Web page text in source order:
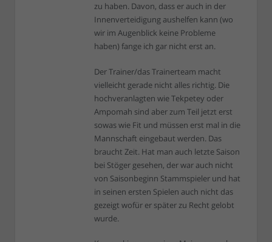
zu haben. Davon, dass er auch in der
Innenverteidigung aushelfen kann (wo
wir im Augenblick keine Probleme
haben) fange ich gar nicht erst an.
Der Trainer/das Trainerteam macht
vielleicht gerade nicht alles richtig. Die
hochveranlagten wie Tekpetey oder
Ampomah sind aber zum Teil jetzt erst
sowas wie Fit und müssen erst mal in die
Mannschaft eingebaut werden. Das
braucht Zeit. Hat man auch letzte Saison
bei Stöger gesehen, der war auch nicht
von Saisonbeginn Stammspieler und hat
in seinen ersten Spielen auch nicht das
gezeigt wofür er später zu Recht gelobt
wurde.